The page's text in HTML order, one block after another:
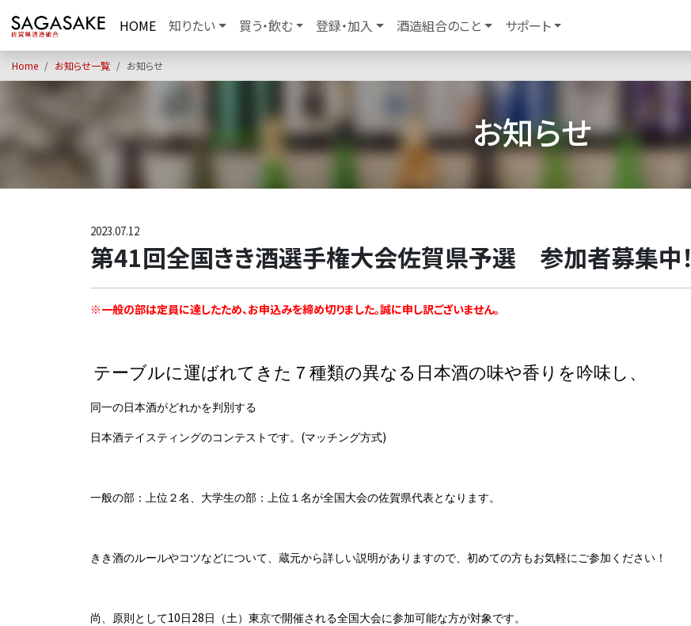
HOME 知りたい 買う・飲む 登録・加入 酒造組合のこと サポート
Home お知らせ一覧 お知らせ
お知らせ
2023.07.12
第41回全国きき酒選手権大会佐賀県予選 参加者募集中！
※一般の部は定員に達したため、お申込みを締め切りました。誠に申し訳ございません。
テーブルに運ばれてきた７種類の異なる日本酒の味や香りを吟味し、
同一の日本酒がどれかを判別する
日本酒テイスティングのコンテストです。 (マッチング方式)
一般の部：上位２名、大学生の部：上位１名が全国大会の佐賀県代表となります。
きき酒のルールやコツなどについて、蔵元から詳しい説明がありますので、初めての方もお気軽にご参加ください！
尚、原則として10 日 28 日（土）東京で開催される全国大会に参加可能な方が対象です。